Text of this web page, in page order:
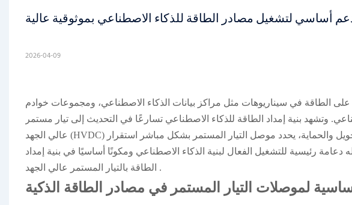
أساسي لتشغيل مصادر الطاقة للذكاء الاصطناعي بموثوقية عالية
2026-04-09
على الطاقة في سيناريوهات مثل مراكز بيانات الذكاء الاصطناعي، ومجموعات خوادم
وتشهد بنية إمداد الطاقة للذكاء الاصطناعي تسارعًا في التحديث إلى تيار مستمر
يحدد موصل التيار المستمر بشكل مباشر استقرار
دعامة رئيسية للتشغيل الفعال لبنية الذكاء الاصطناعي ومكونًا أساسيًا في بنية إمداد
الطاقة بالتيار المستمر عالي الجهد .
لموصلات التيار المستمر في مصادر الطاقة الذكية